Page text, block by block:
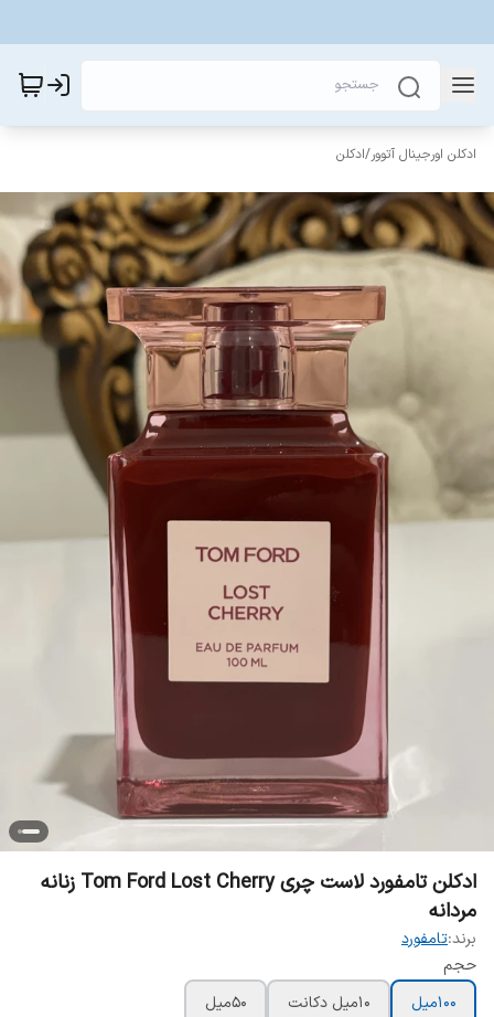
ادکلن اورجینال آتوور/ادکلن
ادکلن تامفورد لاست چری Tom Ford Lost Cherry زنانه
مردانه
برند:تامفورد
حجم
100میل
10میل دکانت 50میل